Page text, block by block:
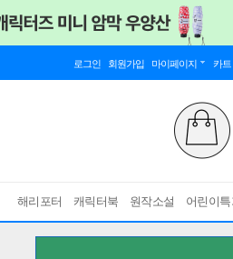
로그인 회원가입 마이페이지 카트
해리포터 캐릭터북 원작소설 어린이